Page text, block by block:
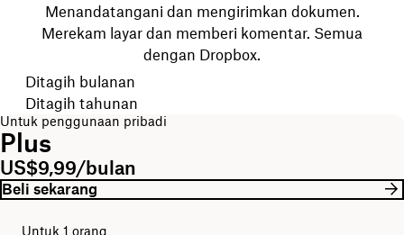
Menandatangani dan mengirimkan dokumen.
Merekam layar dan memberi komentar. Semua
dengan Dropbox.
Pilih periode tagihan Anda
Ditagih bulanan
Ditagih tahunan
Untuk penggunaan pribadi
Plus
US$9,99/bulan
Beli sekarang
Untuk 1 orang